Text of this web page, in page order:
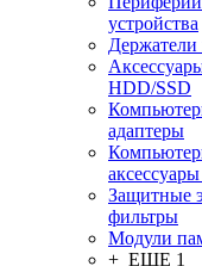
устройства
Держатели
HDD/SSD
адаптеры
Защитные
фильтры
Модули
+ ЕЩЕ 1